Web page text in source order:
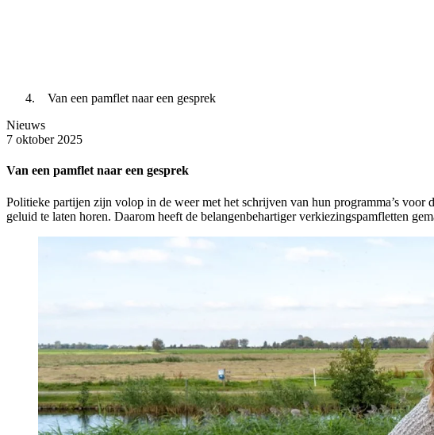
Van een pamflet naar een gesprek
Nieuws
7 oktober 2025
Van een pamflet naar een gesprek
Politieke partijen zijn volop in de weer met het schrijven van hun programma’s
geluid te laten horen. Daarom heeft de belangenbehartiger verkiezingspamfletten